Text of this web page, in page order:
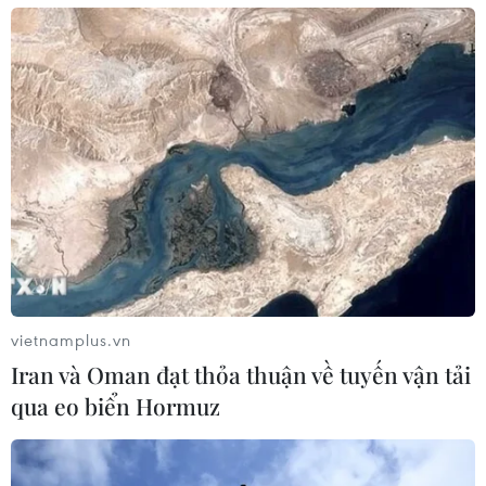
vietnamplus.vn
Iran và Oman đạt thỏa thuận về tuyến vận tải
qua eo biển Hormuz